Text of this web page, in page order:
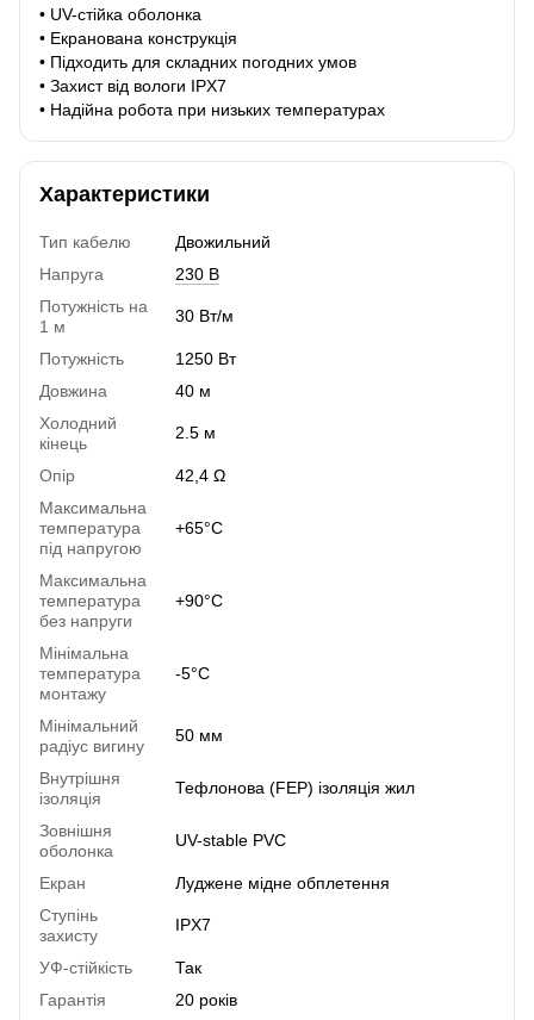
• UV-стійка оболонка
• Екранована конструкція
• Підходить для складних погодних умов
• Захист від вологи IPX7
• Надійна робота при низьких температурах
Характеристики
Тип кабелю
Двожильний
Напруга
230 В
Потужність на
1 м
30 Вт/м
Потужність
1250 Вт
Довжина
40 м
Холодний
кінець
2.5 м
Опір
42,4 Ω
Максимальна
температура
під напругою
+65°C
Максимальна
температура
без напруги
+90°C
Мінімальна
температура
монтажу
-5°C
Мінімальний
радіус вигину
50 мм
Внутрішня
ізоляція
Тефлонова (FEP) ізоляція жил
Зовнішня
оболонка
UV-stable PVC
Екран
Луджене мідне обплетення
Ступінь
захисту
IPX7
УФ-стійкість
Так
Гарантія
20 років